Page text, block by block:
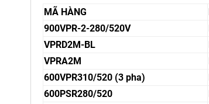
MÃ HÀNG
900VPR-2-280/520V
VPRD2M-BL
VPRA2M
600VPR310/520 (3 pha)
600PSR280/520